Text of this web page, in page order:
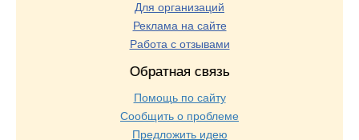
Для организаций
Реклама на сайте
Работа с отзывами
Обратная связь
Помощь по сайту
Сообщить о проблеме
Предложить идею